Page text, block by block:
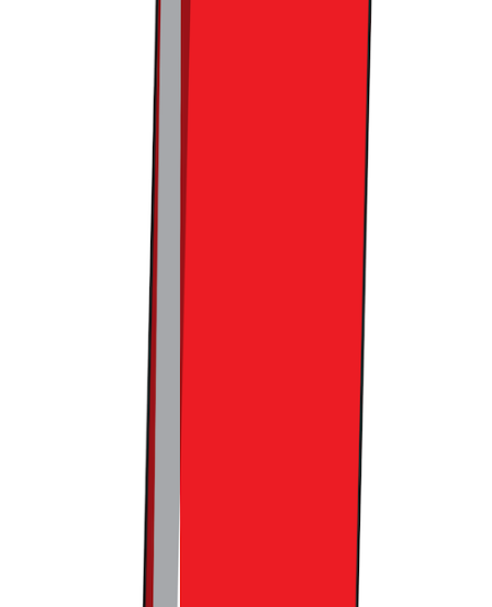
된 경험으로 이어질 때, 비로소 고객들의 마음을 사로잡을 수
있죠. 물론 여전히 컬리푸드페스타는 특별합니다.
박람회와 다르게 고객에게 집중한 행사는 컬리푸드페스타가
거의 유일하기 때문인데요.
컬리가 이번 페스타에서 드러난 아
쉬움을 발판 삼아, 본연의 장점으로 돌아가 더욱 완성도 높은
행사를 선보이며, 푸드 트렌드 전체를 이끌어 나가기를 기대해
트렌드라이트는 국내 최대 규모의 커머스 버티컬
뉴스레터로, ‘사고파는 모든 것’에 대한 이야기를
다룹니다. 매주 수요일 아침, 가장 신선한 트렌드를
선별하여, 업계 전문가의 실질적인 인사이트와 함
께 메일함으로 전해 드릴게요.
https://page.stibee.com/subscriptions/41037?groupIds=269377
위픽레터 구독 가입하기